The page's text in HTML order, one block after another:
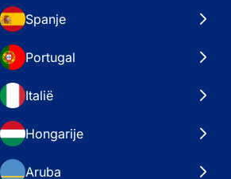
Spanje
Portugal
Italië
Hongarije
Aruba